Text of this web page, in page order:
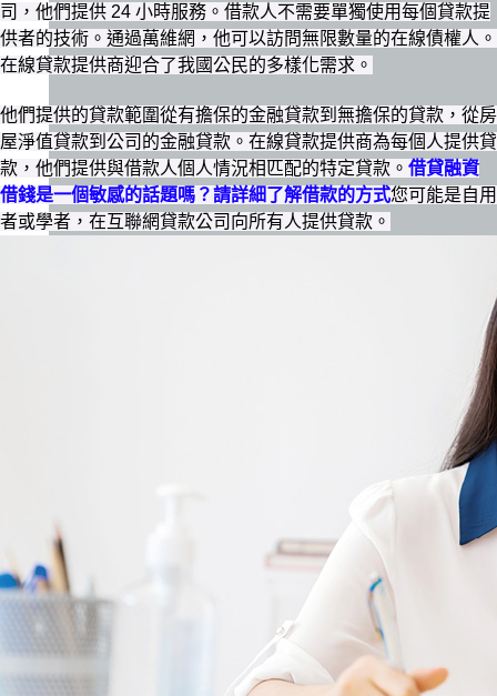
司，他們提供 24 小時服務。借款人不需要單獨使用每個貸款提
供者的技術。通過萬維網，他可以訪問無限數量的在線債權人。
在線貸款提供商迎合了我國公民的多樣化需求。
他們提供的貸款範圍從有擔保的金融貸款到無擔保的貸款，從房
屋淨值貸款到公司的金融貸款。在線貸款提供商為每個人提供貸
款，他們提供與借款人個人情況相匹配的特定貸款。 借貸融資
借錢是一個敏感的話題嗎？請詳細了解借款的方式您可能是自用
者或學者，在互聯網貸款公司向所有人提供貸款。